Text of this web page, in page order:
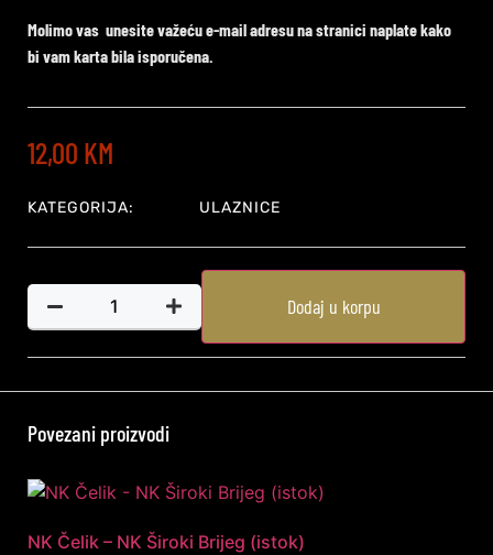
Molimo vas unesite važeću e-mail adresu na stranici naplate kako
bi vam karta bila isporučena.
12,00 KM
KATEGORIJA: ULAZNICE
Dodaj u korpu
Povezani proizvodi
NK Čelik – NK Široki Brijeg (istok)